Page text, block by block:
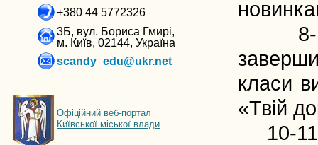
+380 44 5772326
3Б, вул. Бориса Гмирі,
м. Київ, 02144, Україна
scandy_edu@ukr.net
Офіційний веб-портал
Київської міської влади
8-мі
класи
«Твій
10-11